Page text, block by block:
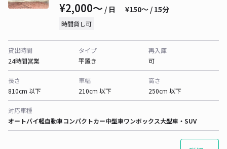
¥2,000〜 / 日 ¥150〜 / 15分
時間貸し可
貸出時間
24時間営業
タイプ
平置き
再入庫
可
長さ
810cm 以下
車幅
210cm 以下
高さ
250cm 以下
対応車種
オートバイ軽自動車コンパクトカー中型車ワンボックス大型車・SUV